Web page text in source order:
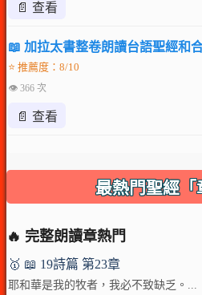
📄 查看
📖 加拉太書整卷朗讀台語聖經和
⭐ 推薦度：8/10
👁 366 次
📄 查看
最熱門聖經「
🔥 完整朗讀章熱門
🥇 📖 19詩篇 第23章
耶和華是我的牧者，我必不致缺乏。...